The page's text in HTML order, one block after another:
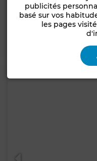
18 m²
publicités
basé sur vos
les pages